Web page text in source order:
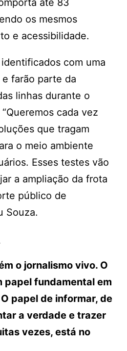
até 83
os mesmos
e acessibilidade.
com uma
farão parte da
linhas durante o
cada vez
que tragam
o meio ambiente
Esses testes vão
a ampliação da frota
público de
Souza.
o jornalismo vivo. O
papel fundamental em
papel de informar, de
a verdade e trazer
vezes, está no